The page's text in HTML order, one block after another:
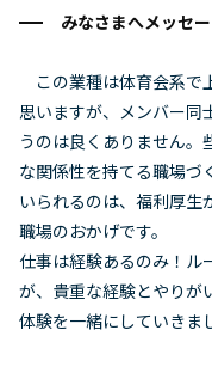
みなさまへメッセ
この業種は体育会系で
思いますが、メンバー同
うのは良くありません。
な関係性を持てる職場づ
いられるのは、福利厚生
職場のおかげです。
仕事は経験あるのみ！ル
が、貴重な経験とやりが
体験を一緒にしていきま